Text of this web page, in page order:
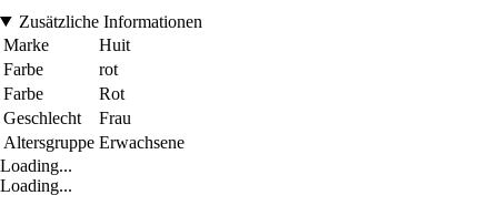
Zusätzliche Informationen
Marke
Huit
Farbe
rot
Farbe
Rot
Geschlecht
Frau
Altersgruppe Erwachsene
Loading...
Loading...